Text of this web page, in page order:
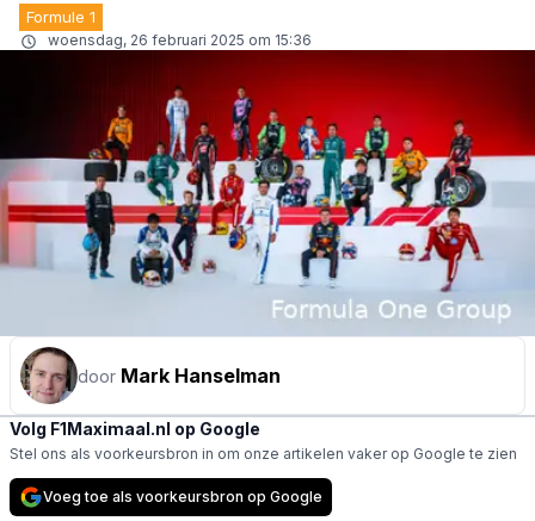
Formule 1
woensdag, 26 februari 2025 om 15:36
door Mark Hanselman
Volg F1Maximaal.nl op Google
Stel ons als voorkeursbron in om onze artikelen vaker op Google te zien
Voeg toe als voorkeursbron op Google